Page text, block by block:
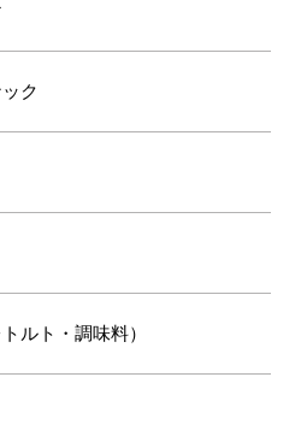
ク
ルト・調味料）